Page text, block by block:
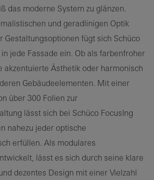
das moderne System zu glänzen.
und geradlinigen Optik
Gestaltungsoptionen fügt sich Schüco
jede Fassade ein. Ob als farbenfroher
akzentuierte Ästhetik oder harmonisch
Gebäudeelementen. Mit einer
über 300 Folien zur
lässt sich bei Schüco FocusIng
nahezu jeder optische
erfüllen. Als modulares
lässt es sich durch seine klare
dezentes Design mit einer Vielzahl